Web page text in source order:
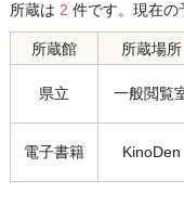
所蔵は 2 件です。現在の
所蔵館 所蔵場所
県立 一般閲覧
電子書籍 KinoDen